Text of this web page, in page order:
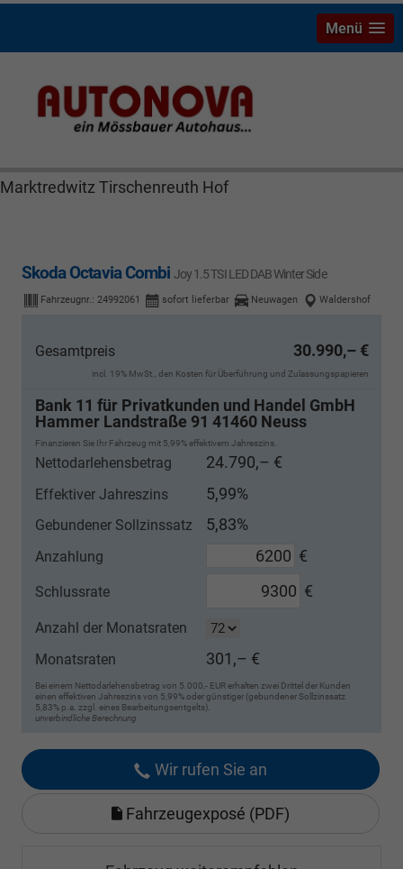
Skoda Octavia Bayreuth Nützel Mössbauer Autonova
Brucker Räthel MGS Autohaus günstig Finanzierung
Marktredwitz Tirschenreuth Hof
Menü
Skoda Octavia Combi Joy 1.5 TSI LED DAB Winter Side
Fahrzeugnr.: 24992061 sofort lieferbar Neuwagen Waldershof
Gesamtpreis 30.990,– €
incl. 19% MwSt., den Kosten für Überführung und Zulassungspapieren
Bank 11 für Privatkunden und Handel GmbH
Hammer Landstraße 91 41460 Neuss
Finanzieren Sie Ihr Fahrzeug mit 5,99% effektivem Jahreszins.
Nettodarlehensbetrag 24.790,– €
Effektiver Jahreszins 5,99%
Gebundener Sollzinssatz 5,83%
Anzahlung €
Schlussrate €
Anzahl der Monatsraten
Monatsraten
301,– €
Bei einem Nettodarlehensbetrag von 5.000,- EUR erhalten zwei Drittel der Kunden
einen effektiven Jahreszins von 5,99% oder günstiger (gebundener Sollzinssatz
5,83% p.a. zzgl. eines Bearbeitungsentgelts).
unverbindliche Berechnung
Wir rufen Sie an
Fahrzeugexposé (PDF)